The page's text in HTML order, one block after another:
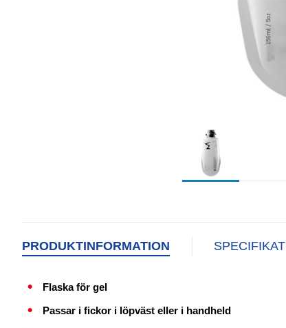
PRODUKTINFORMATION
Flaska för gel
Passar i fickor i löpväst eller i handheld